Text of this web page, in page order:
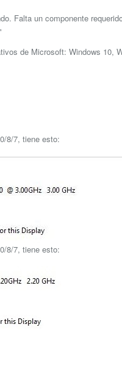
Falta un componente
de Microsoft: Windows 10,
8/7, tiene esto:
8/7, tiene esto: